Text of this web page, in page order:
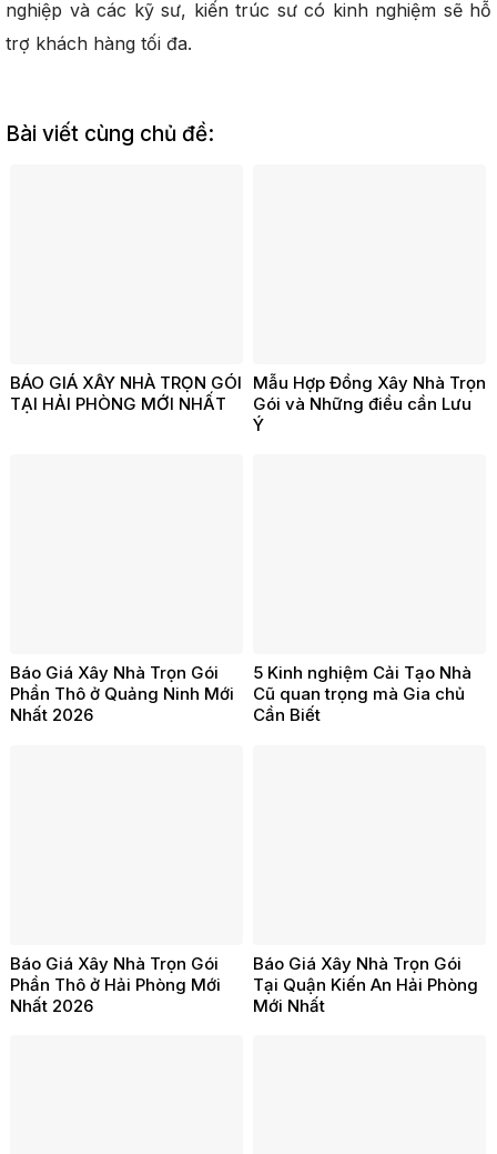
nghiệp và các kỹ sư, kiến trúc sư có kinh nghiệm sẽ hỗ
trợ khách hàng tối đa.
Bài viết cùng chủ đề:
BÁO GIÁ XÂY NHÀ TRỌN GÓI
TẠI HẢI PHÒNG MỚI NHẤT
Mẫu Hợp Đồng Xây Nhà Trọn
Gói và Những điều cần Lưu
Ý
Báo Giá Xây Nhà Trọn Gói
Phần Thô ở Quảng Ninh Mới
Nhất 2026
5 Kinh nghiệm Cải Tạo Nhà
Cũ quan trọng mà Gia chủ
Cần Biết
Báo Giá Xây Nhà Trọn Gói
Phần Thô ở Hải Phòng Mới
Nhất 2026
Báo Giá Xây Nhà Trọn Gói
Tại Quận Kiến An Hải Phòng
Mới Nhất